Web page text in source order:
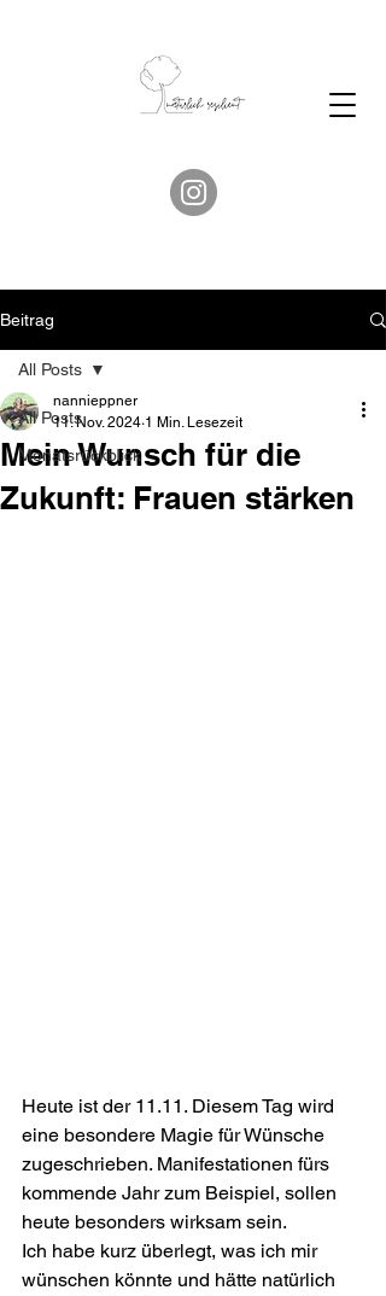
Beitrag
All Posts
Monatsrückblick
All Posts
Mein Wunsch für die
Zukunft: Frauen stärken
nannieppner
11. Nov. 2024 1 Min. Lesezeit
Heute ist der 11.11. Diesem Tag wird
eine besondere Magie für Wünsche
zugeschrieben. Manifestationen fürs
kommende Jahr zum Beispiel, sollen
heute besonders wirksam sein.
Ich habe kurz überlegt, was ich mir
wünschen könnte und hätte natürlich